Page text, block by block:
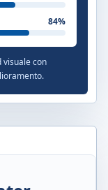
84%
visuale con